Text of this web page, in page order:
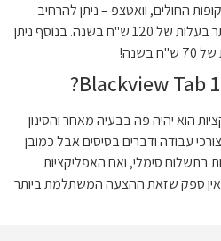
החולים, וואטצפ – ניתן להרחיב
לחנות אפליקציות כשרה גדולה יותר בעלות של 120 ש"ח בשנה. בנוסף ניתן
הוא יהיה פה בבעיה מאחר והסינון
עבודה ודברים בסיסים אבל כמובן
בתשלום סימלי, ואם האפליקציות
ספק שזאת ההצעה המשתלמת ביותר